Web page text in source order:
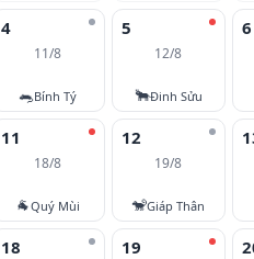
4
11/8
🐀Bính Tý
5
12/8
🐂Đinh Sửu
6
11
18/8
🐐Quý Mùi
12
19/8
🐒Giáp Thân
18 19